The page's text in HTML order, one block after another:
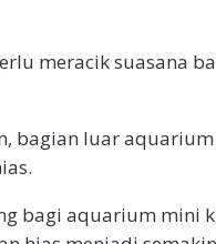
meracik suasana
bagian luar
bagi aquarium mini